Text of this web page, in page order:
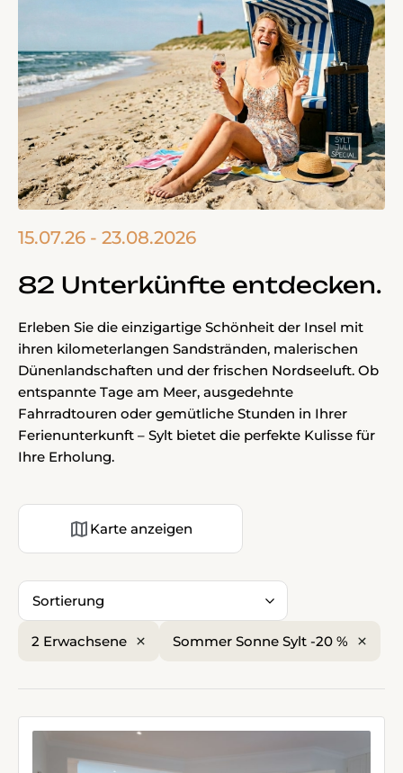
15.07.26 - 23.08.2026
82 Unterkünfte entdecken.
Erleben Sie die einzigartige Schönheit der Insel mit
ihren kilometerlangen Sandstränden, malerischen
Dünenlandschaften und der frischen Nordseeluft. Ob
entspannte Tage am Meer, ausgedehnte
Fahrradtouren oder gemütliche Stunden in Ihrer
Ferienunterkunft – Sylt bietet die perfekte Kulisse für
Ihre Erholung.
Karte anzeigen
2 Erwachsene Sommer Sonne Sylt -20 %
Sortierung